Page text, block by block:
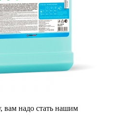
вам надо стать нашим